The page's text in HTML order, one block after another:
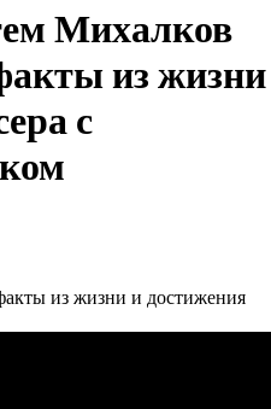
Михалков
из жизни
с